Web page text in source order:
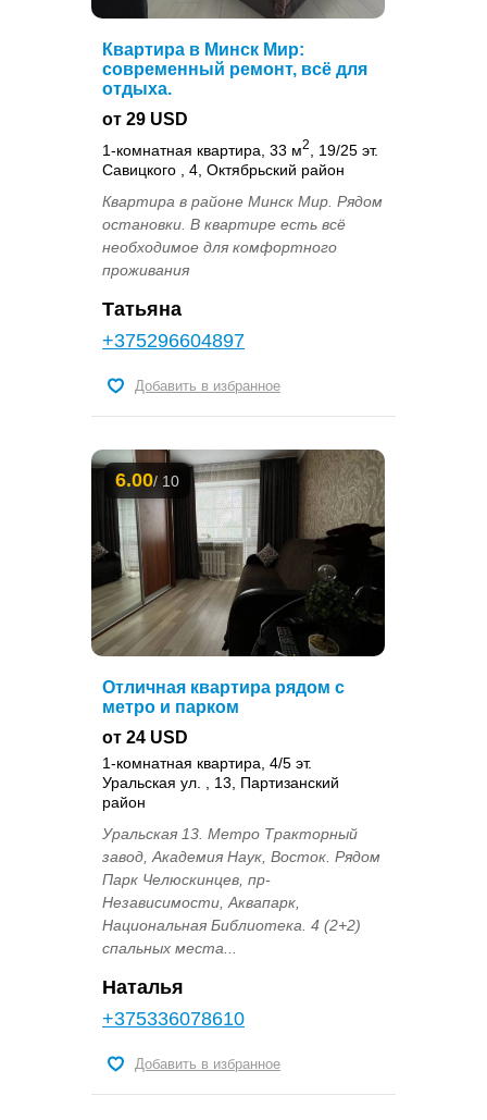
Квартира в Минск Мир:
современный ремонт, всё для
отдыха.
от 29 USD
1-комнатная квартира, 33 м2
, 19/25 эт.
Савицкого , 4, Октябрьский район
Квартира в районе Минск Мир. Рядом
остановки. В квартире есть всё
необходимое для комфортного
проживания
Татьяна
+375296604897
Добавить в избранное
6.00/ 10
Отличная квартира рядом с
метро и парком
от 24 USD
1-комнатная квартира, 4/5 эт.
Уральская ул. , 13, Партизанский
район
Уральская 13. Метро Тракторный
завод, Академия Наук, Восток. Рядом
Парк Челюскинцев, пр-
Независимости, Аквапарк,
Национальная Библиотека. 4 (2+2)
спальных места...
Наталья
+375336078610
Добавить в избранное